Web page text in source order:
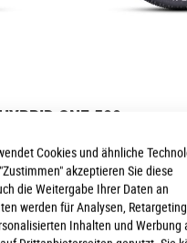
Cookies und ähnliche
akzeptieren Sie diese
die Weitergabe Ihrer Daten an
werden für Analysen,
Inhalten und Werbung
ONE 500
möglich
VEREINBAREN